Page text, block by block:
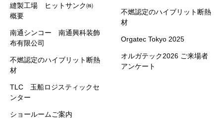
縫製工場 ヒットサンク㈱
概要
南通シンコー 南通興科装飾
布有限公司
不燃認定のハイブリット断熱
材
TLC 玉船ロジスティックセ
ンター
ショールームご案内
不燃認定のハイブリット断熱
材
Orgatec Tokyo 2025
オルガテック2026 ご来場者
アンケート